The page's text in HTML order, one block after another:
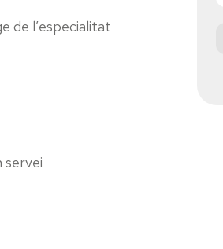
de l’especialitat
servei